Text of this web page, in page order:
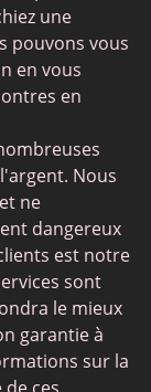
une
pouvons vous
en vous
en
Nous
ne
dangereux
est notre
sont
le mieux
garantie à
sur la